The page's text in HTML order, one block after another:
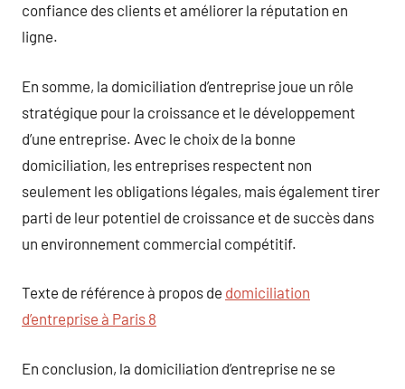
confiance des clients et améliorer la réputation en
ligne.
En somme, la domiciliation d’entreprise joue un rôle
stratégique pour la croissance et le développement
d’une entreprise. Avec le choix de la bonne
domiciliation, les entreprises respectent non
seulement les obligations légales, mais également tirer
parti de leur potentiel de croissance et de succès dans
un environnement commercial compétitif.
Texte de référence à propos de domiciliation
d’entreprise à Paris 8
En conclusion, la domiciliation d’entreprise ne se